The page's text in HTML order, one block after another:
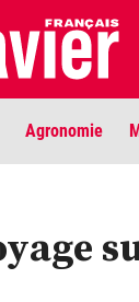
Agronomie